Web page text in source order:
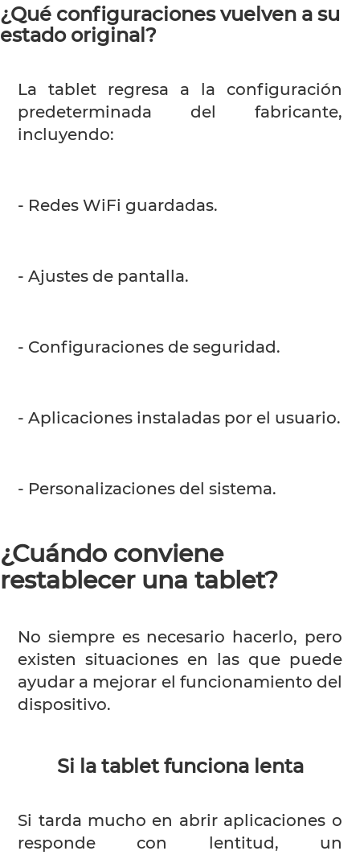
¿Qué configuraciones vuelven a su
estado original?
La tablet regresa a la configuración
predeterminada del fabricante,
incluyendo:
- Redes WiFi guardadas.
- Ajustes de pantalla.
- Configuraciones de seguridad.
- Aplicaciones instaladas por el usuario.
- Personalizaciones del sistema.
¿Cuándo conviene
restablecer una tablet?
No siempre es necesario hacerlo, pero
existen situaciones en las que puede
ayudar a mejorar el funcionamiento del
dispositivo.
Si la tablet funciona lenta
Si tarda mucho en abrir aplicaciones o
responde con lentitud, un